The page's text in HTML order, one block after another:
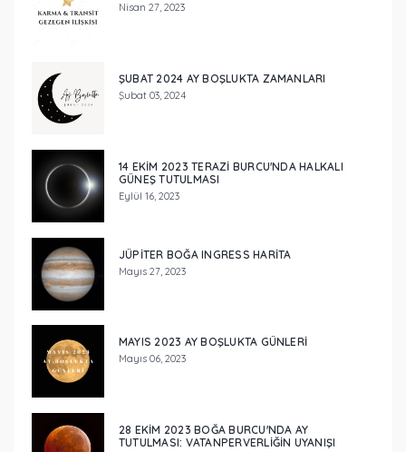
Nisan 27, 2023
ŞUBAT 2024 AY BOŞLUKTA ZAMANLARI
Şubat 03, 2024
14 EKİM 2023 TERAZİ BURCU'NDA HALKALI
GÜNEŞ TUTULMASI
Eylül 16, 2023
JÜPİTER BOĞA INGRESS HARİTA
Mayıs 27, 2023
MAYIS 2023 AY BOŞLUKTA GÜNLERİ
Mayıs 06, 2023
28 EKİM 2023 BOĞA BURCU'NDA AY
TUTULMASI: VATANPERVERLİĞİN UYANIŞI